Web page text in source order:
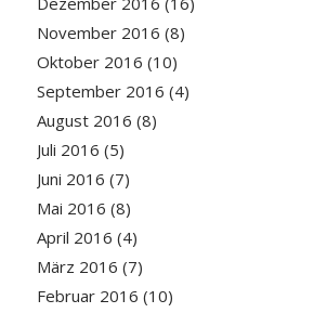
November 2016 (8)
Oktober 2016 (10)
September 2016 (4)
August 2016 (8)
Juli 2016 (5)
Juni 2016 (7)
Mai 2016 (8)
April 2016 (4)
März 2016 (7)
Februar 2016 (10)